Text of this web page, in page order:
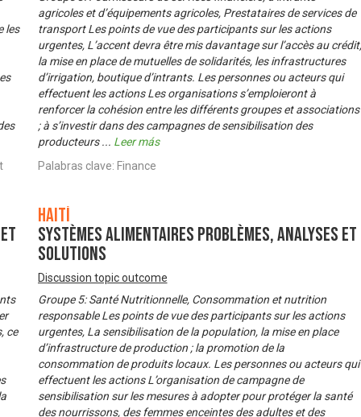
les
agricoles et d’équipements agricoles, Prestataires de services de
transport Les points de vue des participants sur les actions
urgentes, L’accent devra être mis davantage sur l’accès au crédit,
la mise en place de mutuelles de solidarités, les infrastructures
d’irrigation, boutique d’intrants. Les personnes ou acteurs qui
effectuent les actions Les organisations s’emploieront à
renforcer la cohésion entre les différents groupes et associations
; à s’investir dans des campagnes de sensibilisation des
producteurs... Leer más
Palabras clave: Finance
ce
Haití
Systèmes alimentaires problèmes, analyses et
solutions
Discussion topic outcome
Groupe 5: Santé Nutritionnelle, Consommation et nutrition
responsable Les points de vue des participants sur les actions
urgentes, La sensibilisation de la population, la mise en place
d’infrastructure de production ; la promotion de la
consommation de produits locaux. Les personnes ou acteurs qui
effectuent les actions L’organisation de campagne de
sensibilisation sur les mesures à adopter pour protéger la santé
des nourrissons, des femmes enceintes des adultes et des